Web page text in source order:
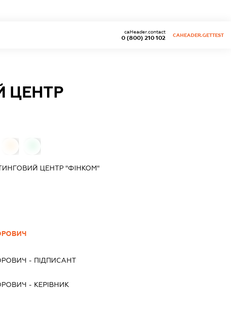
0 (800) 210 102
caHeader.contact
CAHEADER.GETTEST
ЦЕНТР
ЦЕНТР "ФІНКОМ"
- ПІДПИСАНТ
- КЕРІВНИК